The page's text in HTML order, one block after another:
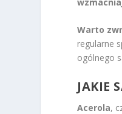
Warto
regularne
ogólnego
JAKIE
Acerola,